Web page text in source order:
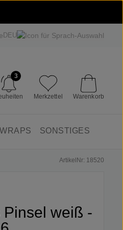
DEU
3
Merkzettel Warenkorb
WRAPS SONSTIGES
ArtikelNr: 18520
weiß -